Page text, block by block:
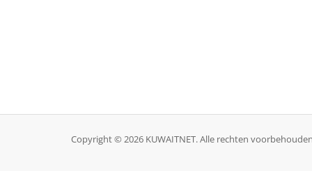
Copyright © 2026 KUWAITNET. Alle rechten